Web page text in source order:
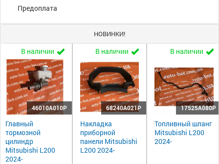
Предоплата
НОВИНКИ!
В наличии
46010A010P
Главный
тормозной
цилиндр
Mitsubishi L200
2024-
В наличии
68240A021P
Накладка
приборной
панели Mitsubishi
L200 2024-
В наличии
17525A080P
Топливный шланг
Mitsubishi L200
2024-